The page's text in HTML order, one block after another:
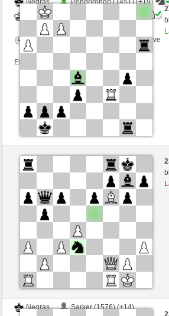
Negras
Pondorondo (1451) (+19)
Blancas
ChrPra10 (1525) (-19)
Tiempo: 3 minutes/side + 0 seconds/move
Esta partida es por puntos
Blancas
GREAT (1477) (-14)
Negras
ChrPra10 (1511) (+14)
Tiempo: 3 minutes/side + 0 seconds/move
Esta partida es por puntos
Negras
Sarker (1576) (+14)